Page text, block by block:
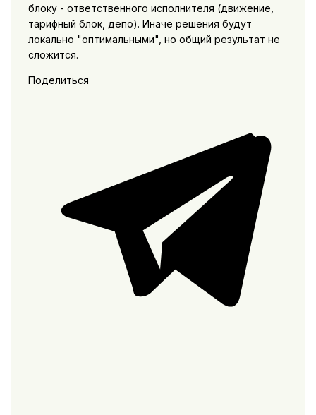
блоку - ответственного исполнителя (движение,
тарифный блок, депо). Иначе решения будут
локально "оптимальными", но общий результат не
сложится.
Поделиться